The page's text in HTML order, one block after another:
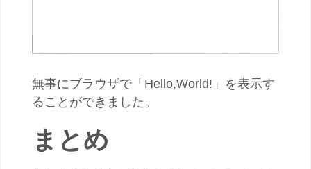
無事にブラウザで「Hello,World!」を表示す
ることができました。
まとめ